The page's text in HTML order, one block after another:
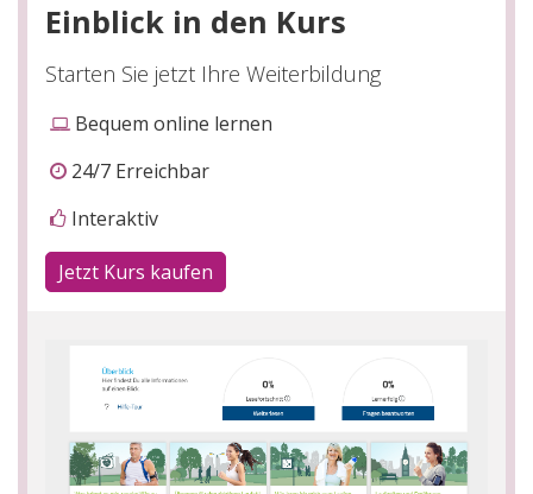
Einblick in den Kurs
Starten Sie jetzt Ihre Weiterbildung
Bequem online lernen
24/7 Erreichbar
Interaktiv
Jetzt Kurs kaufen